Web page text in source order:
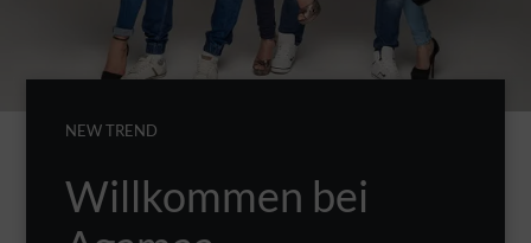
NEW TREND
Willkommen bei